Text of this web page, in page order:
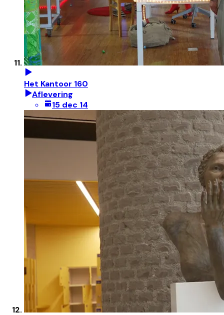
Het Kantoor 160
Aflevering
15 dec 14